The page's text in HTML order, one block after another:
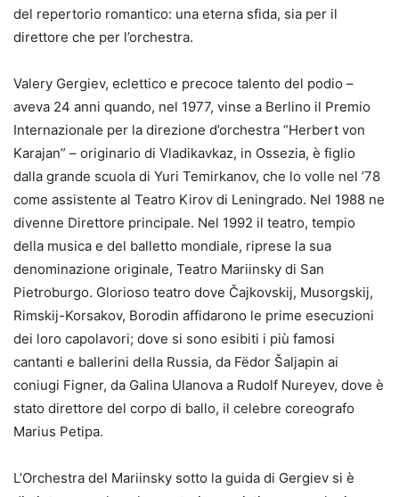
del repertorio romantico: una eterna sfida, sia per il
direttore che per l’orchestra.
Valery Gergiev, eclettico e precoce talento del podio –
aveva 24 anni quando, nel 1977, vinse a Berlino il Premio
Internazionale per la direzione d’orchestra “Herbert von
Karajan” – originario di Vladikavkaz, in Ossezia, è figlio
dalla grande scuola di Yuri Temirkanov, che lo volle nel ’78
come assistente al Teatro Kirov di Leningrado. Nel 1988 ne
divenne Direttore principale. Nel 1992 il teatro, tempio
della musica e del balletto mondiale, riprese la sua
denominazione originale, Teatro Mariinsky di San
Pietroburgo. Glorioso teatro dove Čajkovskij, Musorgskij,
Rimskij-Korsakov, Borodin affidarono le prime esecuzioni
dei loro capolavori; dove si sono esibiti i più famosi
cantanti e ballerini della Russia, da Fëdor Šaljapin ai
coniugi Figner, da Galina Ulanova a Rudolf Nureyev, dove è
stato direttore del corpo di ballo, il celebre coreografo
Marius Petipa.
L’Orchestra del Mariinsky sotto la guida di Gergiev si è